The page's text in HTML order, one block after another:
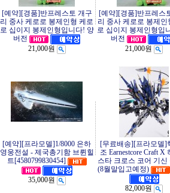
[예약][경품]반프레스토 개구
리 중사 케로로 봉제인형 케로
로 십이지 봉제인형입니다! 양
버전
21,000원
[예약][경품]반프레스
리 중사 케로로 봉제인
로 십이지 봉제인형입
버전
21,000원
[예약][프라모델]1/8000 은하
영웅전설 - 제국총기함 브륀힐
트[4580799830454]
35,000원
[무료배송][프라모델]
조 Earnestcore Craft X
스타 크로스 코어 기신
(8월말입고예정)
82,000원